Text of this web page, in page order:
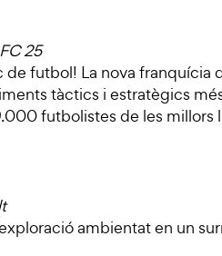
25
de futbol! La nova franquícia
tàctics i estratègics
futbolistes de les millors
ambientat en un